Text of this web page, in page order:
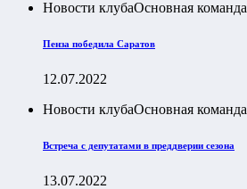
Новости клубаОсновная команда
Пенза победила Саратов
12.07.2022
Новости клубаОсновная команда
Встреча с депутатами в преддверии сезона
13.07.2022